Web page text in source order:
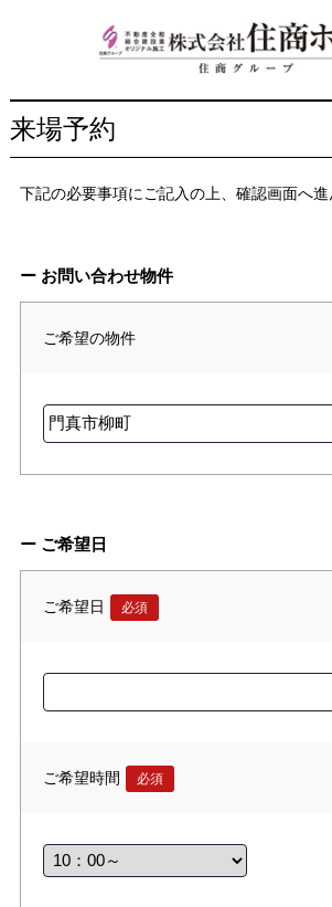
来場予約
下記の必要事項にご記入の上、確認画面へ進
ー お問い合わせ物件
ご希望の物件
ー ご希望日
ご希望日 必須
ご希望時間 必須